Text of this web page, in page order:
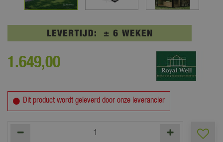
1.649,00
Dit product wordt geleverd door onze leverancier